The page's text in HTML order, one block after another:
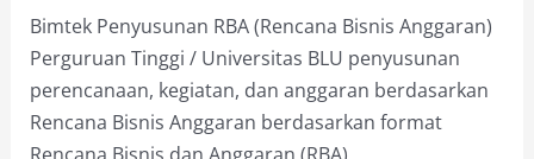
Bimtek Penyusunan RBA (Rencana Bisnis Anggaran)
Perguruan Tinggi / Universitas BLU penyusunan
perencanaan, kegiatan, dan anggaran berdasarkan
Rencana Bisnis Anggaran berdasarkan format